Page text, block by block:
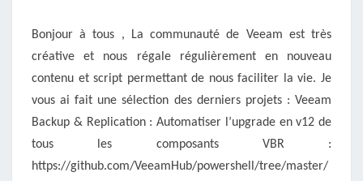
Bonjour à tous , La communauté de Veeam est très
créative et nous régale régulièrement en nouveau
contenu et script permettant de nous faciliter la vie. Je
vous ai fait une sélection des derniers projets : Veeam
Backup & Replication : Automatiser l’upgrade en v12 de
tous les composants VBR :
https://github.com/VeeamHub/powershell/tree/master/